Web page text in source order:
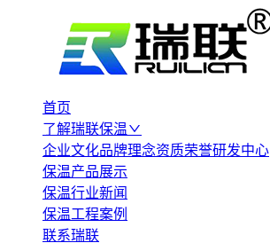
首页
了解瑞联保温
企业文化品牌理念资质荣誉研发中心
保温产品展示
保温行业新闻
保温工程案例
联系瑞联